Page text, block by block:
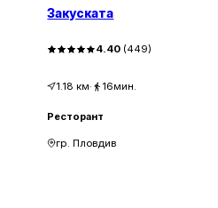
Закуската
4.40 (449)
1.18 км· 16мин.
Ресторант
гр. Пловдив